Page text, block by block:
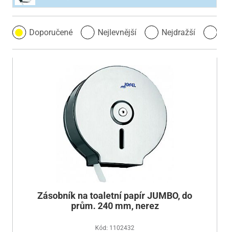
Doporučené Nejlevnější Nejdražší
Zásobník na toaletní papír JUMBO, do
prům. 240 mm, nerez
Kód: 1102432